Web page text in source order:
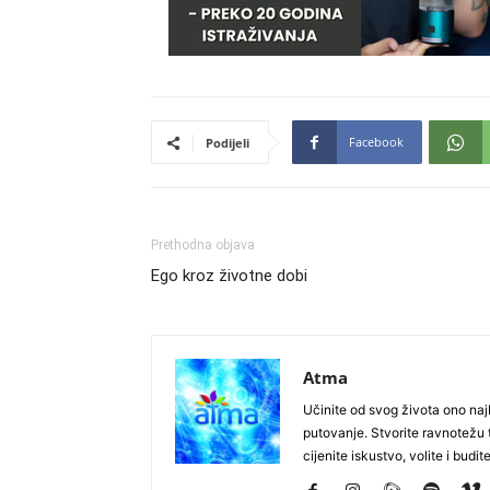
Podijeli Facebook
Prethodna objava
Ego kroz životne dobi
Atma
Učinite od svog života ono
putovanje. Stvorite ravnotežu
cijenite iskustvo, volite i